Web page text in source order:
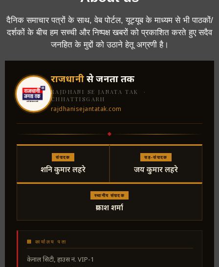
दैनिक समाचार पत्रों के साथ, वेब पोर्टल, यूट्यूब के माध्यम से भी पाठकों/
दर्शकों के बीच हम सच्ची और निष्पक्ष खबरों को प्रकाशित करते हुए सदैव
जनहित के मुद्दों को उठाने हेतू अग्रणी है।
राजधानीसे जनता तक
RAJDHANI SE JANATA TAK ·
CHHATTISGARH
rajdhanisejantatak.com
संपादक
शनि कुमार लहरे
सह-संपादक
जय कुमार लहरे
स्थानीय संपादक
प्रकाश शर्मा
🏢 कार्यालय पता
केनाल सिटी, हाउस नं. VIP-1